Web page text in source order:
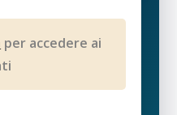
per accedere ai